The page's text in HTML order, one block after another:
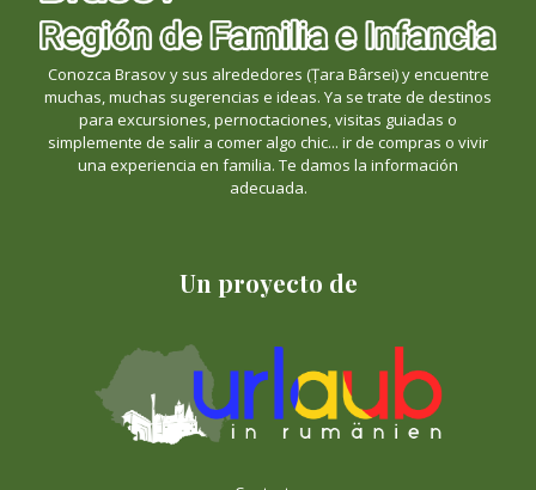
Conozca Brasov y sus alrededores (Țara Bârsei) y encuentre
muchas, muchas sugerencias e ideas. Ya se trate de destinos
para excursiones, pernoctaciones, visitas guiadas o
simplemente de salir a comer algo chic... ir de compras o vivir
una experiencia en familia. Te damos la información
adecuada.
Un proyecto de